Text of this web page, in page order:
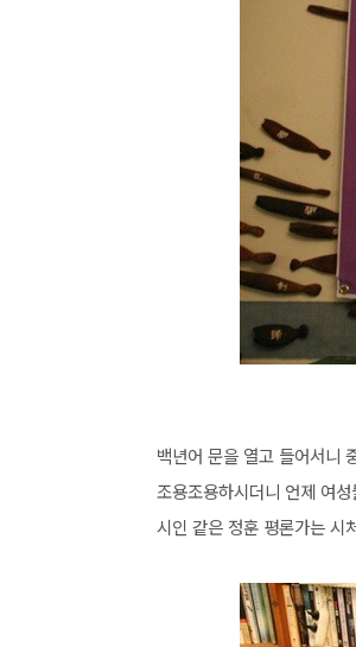
백년어 문을 열고 들어서니
조용조용하시더니 언제 여
시인 같은 정훈 평론가는 시